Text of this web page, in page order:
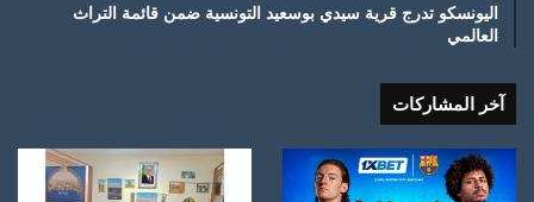
اليونسكو تدرج قرية سيدي بوسعيد التونسية ضمن قائمة التراث
العالمي
آخر المشاركات